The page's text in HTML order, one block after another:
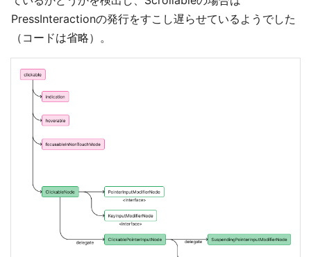
PressInteractionの発行をすこし遅らせているようでした
（コードは省略）。